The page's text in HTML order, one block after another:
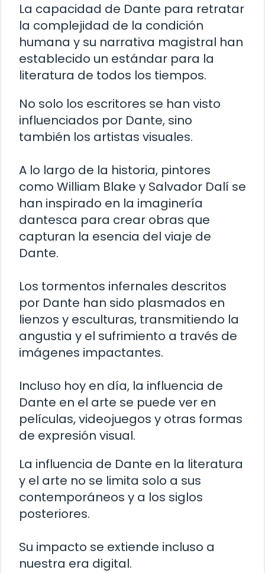
La capacidad de Dante para retratar
la complejidad de la condición
humana y su narrativa magistral han
establecido un estándar para la
literatura de todos los tiempos.
No solo los escritores se han visto
influenciados por Dante, sino
también los artistas visuales.
A lo largo de la historia, pintores
como William Blake y Salvador Dalí se
han inspirado en la imaginería
dantesca para crear obras que
capturan la esencia del viaje de
Dante.
Los tormentos infernales descritos
por Dante han sido plasmados en
lienzos y esculturas, transmitiendo la
angustia y el sufrimiento a través de
imágenes impactantes.
Incluso hoy en día, la influencia de
Dante en el arte se puede ver en
películas, videojuegos y otras formas
de expresión visual.
La influencia de Dante en la literatura
y el arte no se limita solo a sus
contemporáneos y a los siglos
posteriores.
Su impacto se extiende incluso a
nuestra era digital.